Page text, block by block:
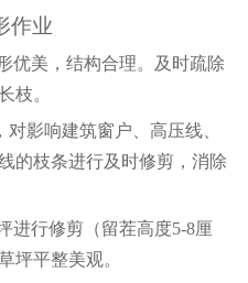
作业
优美，结构合理。及时疏除
枝。
对影响建筑窗户、高压线、
的枝条进行及时修剪，消除
进行修剪（留茬高度5-8厘
坪平整美观。